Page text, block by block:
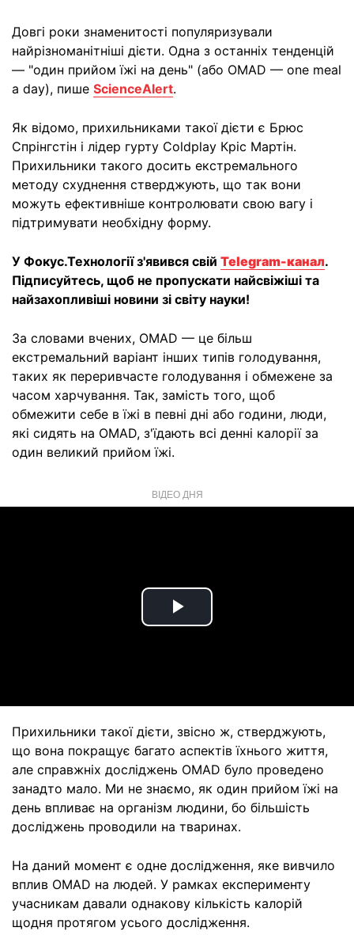
Довгі роки знаменитості популяризували
найрізноманітніші дієти. Одна з останніх тенденцій
— "один прийом їжі на день" (або OMAD — one meal
a day), пише ScienceAlert.
Як відомо, прихильниками такої дієти є Брюс
Спрінгстін і лідер гурту Coldplay Кріс Мартін.
Прихильники такого досить екстремального
методу схуднення стверджують, що так вони
можуть ефективніше контролювати свою вагу і
підтримувати необхідну форму.
У Фокус.Технології з'явився свій Telegram-канал.
Підписуйтесь, щоб не пропускати найсвіжіші та
найзахопливіші новини зі світу науки!
За словами вчених, OMAD — це більш
екстремальний варіант інших типів голодування,
таких як переривчасте голодування і обмежене за
часом харчування. Так, замість того, щоб
обмежити себе в їжі в певні дні або години, люди,
які сидять на OMAD, з'їдають всі денні калорії за
один великий прийом їжі.
ВІДЕО ДНЯ
Play
Прихильники такої дієти, звісно ж, стверджують,
що вона покращує багато аспектів їхнього життя,
але справжніх досліджень OMAD було проведено
занадто мало. Ми не знаємо, як один прийом їжі на
день впливає на організм людини, бо більшість
досліджень проводили на тваринах.
На даний момент є одне дослідження, яке вивчило
вплив OMAD на людей. У рамках експерименту
учасникам давали однакову кількість калорій
щодня протягом усього дослідження.